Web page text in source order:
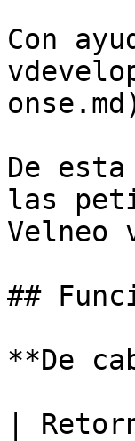
Con
De
las
Velneo
##
**De
|